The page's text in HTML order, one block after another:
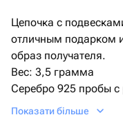
Цепочка с
отличным подарком
образ получателя.
Вес: 3,5 грамма
Серебро 925 пробы
Длина цепочки 50см.
Показати більше